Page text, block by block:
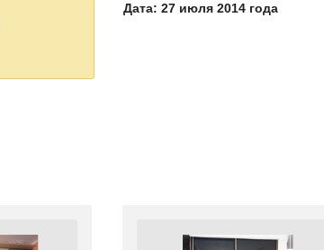
Дата: 27 июля 2014 года